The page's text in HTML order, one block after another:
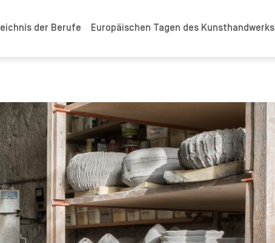
der Berufe Europäischen Tagen des Kunsthandwerks